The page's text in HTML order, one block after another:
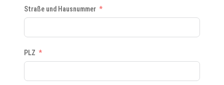
Straße und Hausnummer
PLZ